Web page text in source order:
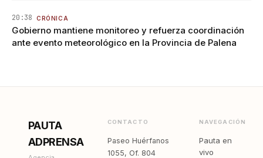
20:38 CRÓNICA
Gobierno mantiene monitoreo y refuerza coordinación
ante evento meteorológico en la Provincia de Palena
PAUTA
ADPRENSA
CONTACTO
Paseo Huérfanos
1055, Of. 804
NAVEGACIÓN
Pauta en
vivo